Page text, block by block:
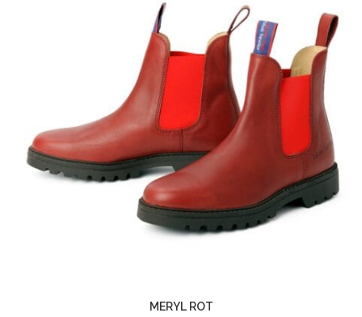
MERYL ROT